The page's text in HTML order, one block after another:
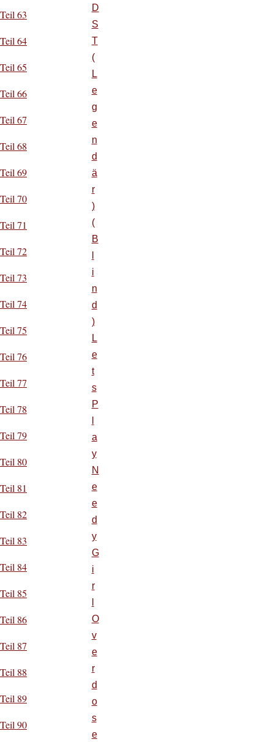
Teil 63
Teil 64
Teil 65
Teil 66
Teil 67
Teil 68
Teil 69
Teil 70
Teil 71
Teil 72
Teil 73
Teil 74
Teil 75
Teil 76
Teil 77
Teil 78
Teil 79
Teil 80
Teil 81
Teil 82
Teil 83
Teil 84
Teil 85
Teil 86
Teil 87
Teil 88
Teil 89
Teil 90
D
S
T
(
L
e
g
e
n
d
ä
r
)
(
B
i
n
d
)
L
e
t
s
P
a
y
N
e
e
d
y
G
i
r
O
v
e
r
d
o
s
e